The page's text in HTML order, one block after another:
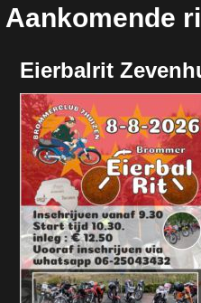
Aankomende
Eierbalrit